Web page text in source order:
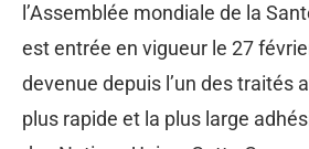
l’Assemblée mondiale de la
est entrée en vigueur le 27
devenue depuis l’un des traités
plus rapide et la plus large